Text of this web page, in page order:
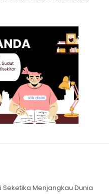
Menjangkau Dunia